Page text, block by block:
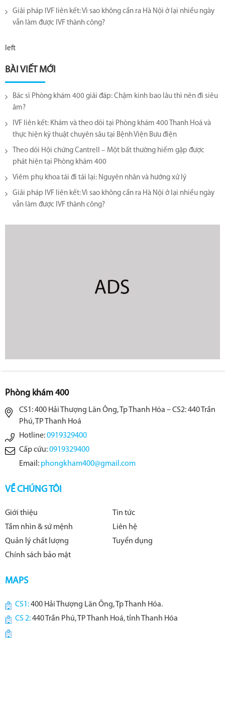
Giải pháp IVF liên kết: Vì sao không cần ra Hà Nội ở lại nhiều ngày
vẫn làm được IVF thành công?
left
BÀI VIẾT MỚI
Bác sĩ Phòng khám 400 giải đáp: Chậm kinh bao lâu thì nên đi siêu
âm?
IVF liên kết: Khám và theo dõi tại Phòng khám 400 Thanh Hoá và
thực hiện kỹ thuật chuyên sâu tại Bệnh Viện Bưu điện
Theo dõi Hội chứng Cantrell – Một bất thường hiếm gặp được
phát hiện tại Phòng khám 400
Viêm phụ khoa tái đi tái lại​: Nguyên nhân và hướng xử lý
Giải pháp IVF liên kết: Vì sao không cần ra Hà Nội ở lại nhiều ngày
vẫn làm được IVF thành công?
Phòng khám 400
CS1: 400 Hải Thượng Lãn Ông, Tp Thanh Hóa – CS2: 440 Trần
Phú, TP Thanh Hoá
Hotline:0919329400
Cấp cứu:0919329400
Email: phongkham400@gmail.com
VỀ CHÚNG TÔI
Giới thiệu
Tin tức
Tầm nhìn & sứ mệnh
Liên hệ
Quản lý chất lượng
Tuyển dụng
Chính sách bảo mật
MAPS
CS1:400 Hải Thượng Lãn Ông, Tp Thanh Hóa.
CS 2:440 Trần Phú, TP Thanh Hoá, tỉnh Thanh Hóa